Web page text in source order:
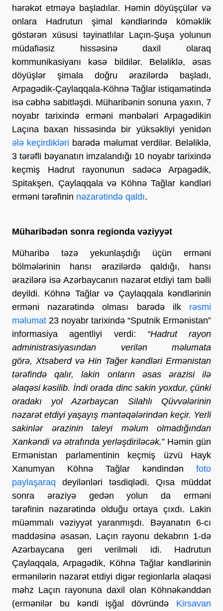
hərəkət etməyə başladılar. Həmin döyüşçülər və
onlara Hadrutun şimal kəndlərində köməklik
göstərən xüsusi təyinatlılar Laçın-Şuşa yolunun
müdafiəsiz hissəsinə daxil olaraq
kommunikasiyanı kəsə bildilər. Beləliklə, əsas
döyüşlər şimala doğru ərazilərdə başladı,
Arpagədik-Çaylaqqala-Köhnə Tağlar istiqamətində
isə cəbhə sabitləşdi. Müharibənin sonuna yaxın, 7
noyabr tarixində erməni mənbələri Arpagədikin
Laçına baxan hissəsində bir yüksəkliyi yenidən
ələ keçirdikləri barədə məlumat verdilər. Beləliklə,
3 tərəfli bəyanatın imzalandığı 10 noyabr tarixində
keçmiş Hadrut rayonunun sadəcə Arpagədik,
Spitakşen, Çaylaqqala və Köhnə Tağlar kəndləri
erməni tərəfinin nəzarətində qaldı.
Müharibədən sonra regionda vəziyyət
Müharibə təzə yekunlaşdığı üçün erməni
bölmələrinin hansı ərazilərdə qaldığı, hansı
ərazilərə isə Azərbaycanın nəzarət etdiyi tam bəlli
deyildi. Köhnə Tağlar və Çaylaqqala kəndlərinin
erməni nəzarətində olması barədə ilk rəsmi
məlumat 23 noyabr tarixində “Sputnik Ermənistan”
informasiya agentliyi verdi: “Hadrut rayon
administrasiyasından verilən məlumata
görə, Xtsaberd və Hin Tağer kəndləri Ermənistan
tərəfində qalır, lakin onların əsas ərazisi ilə
əlaqəsi kəsilib. İndi orada dinc sakin yoxdur, çünki
oradakı yol Azərbaycan Silahlı Qüvvələrinin
nəzarət etdiyi yaşayış məntəqələrindən keçir. Yerli
sakinlər ərazinin taleyi məlum olmadığından
Xankəndi və ətrafında yerləşdiriləcək.” Həmin gün
Ermənistan parlamentinin keçmiş üzvü Hayk
Xanumyan Köhnə Tağlar kəndindən foto
paylaşaraq deyilənləri təsdiqlədi. Qısa müddət
sonra əraziyə gedən yolun da erməni
tərəfinin nəzarətində olduğu ortaya çıxdı. Lakin
müəmmalı vəziyyət yaranmışdı. Bəyanatın 6-cı
maddəsinə əsasən, Laçın rayonu dekabrın 1-də
Azərbaycana geri verilməli idi. Hadrutun
Çaylaqqala, Arpagədik, Köhnə Tağlar kəndlərinin
ermənilərin nəzarət etdiyi digər regionlarla əlaqəsi
məhz Laçın rayonuna daxil olan Köhnəkənddən
(ermənilər bu kəndi işğal dövründə Kirsavan